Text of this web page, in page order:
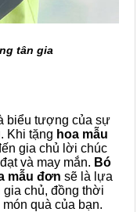
tân gia
biểu tượng của sự
Khi tặng hoa mẫu
gia chủ lời chúc
và may mắn. Bó
mẫu đơn sẽ là lựa
chủ, đồng thời
quà của bạn.